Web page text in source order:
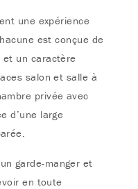
une expérience
est conçue de
et un caractère
salon et salle à
privée avec
d’une large
garde-manger et
en toute